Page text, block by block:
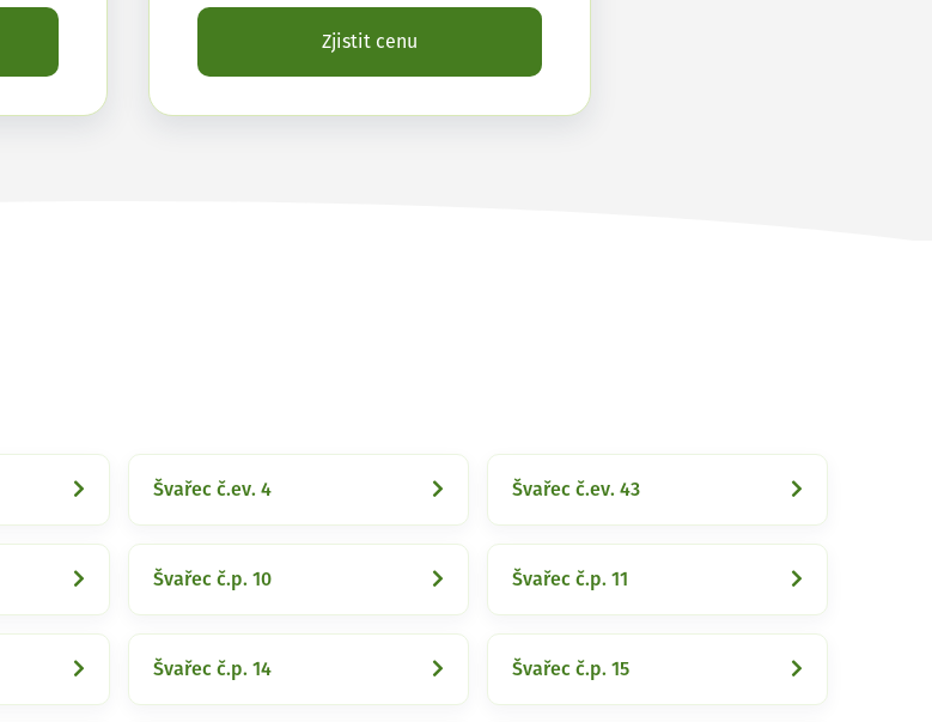
Zjistit cenu
Švařec č.ev. 4 Švařec č.ev. 43
Švařec č.p. 10 Švařec č.p. 11
Švařec č.p. 14 Švařec č.p. 15